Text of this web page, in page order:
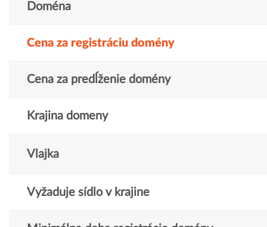
Doména
Cena za registráciu domény
Cena za predĺženie domény
Krajina domeny
Vlajka
Vyžaduje sídlo v krajine